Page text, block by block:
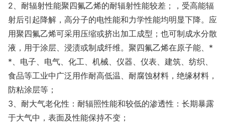
2、耐辐射性能聚四氟乙烯的耐辐射性能较差；，受高能辐
射后引起降解，高分子的电性能和力学性能均明显下降。应
用聚四氟乙烯可采用压缩或挤出加工成型；也可制成水分散
液，用于涂层、浸渍或制成纤维。聚四氟乙烯在原子能、*
*、电子、电气、化工、机械、仪器、仪表、建筑、纺织、
食品等工业中广泛用作耐高低温、耐腐蚀材料，绝缘材料，
防粘涂层等；
3、耐大气老化性：耐辐照性能和较低的渗透性：长期暴露
于大气中，表面及性能保持不变；